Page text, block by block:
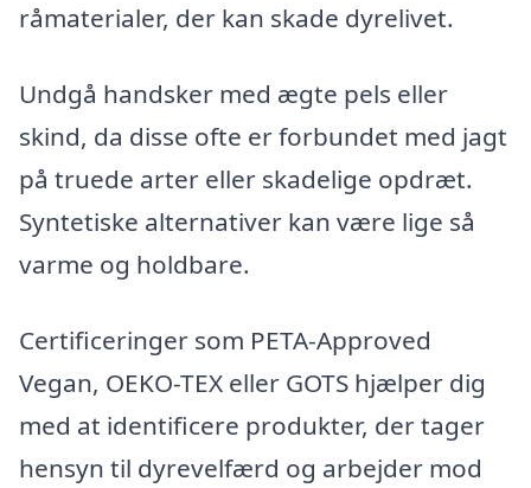
råmaterialer, der kan skade dyrelivet.
Undgå handsker med ægte pels eller
skind, da disse ofte er forbundet med jagt
på truede arter eller skadelige opdræt.
Syntetiske alternativer kan være lige så
varme og holdbare.
Certificeringer som PETA-Approved
Vegan, OEKO-TEX eller GOTS hjælper dig
med at identificere produkter, der tager
hensyn til dyrevelfærd og arbejder mod